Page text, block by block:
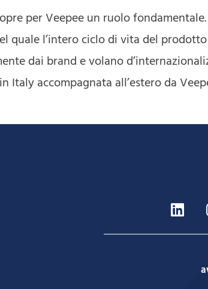
per Veepee un ruolo
quale l’intero ciclo di vita del prodotto
dai brand e volano
Italy accompagnata all’estero da